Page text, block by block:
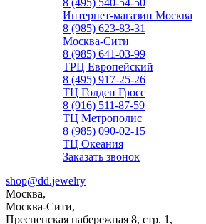
8 (495) 540-54-50
Интернет-магазин Москва
8 (985) 623-83-31
Москва-Сити
8 (985) 641-03-99
ТРЦ Европейский
8 (495) 917-25-26
ТЦ Голден Гросс
8 (916) 511-87-59
ТЦ Метрополис
8 (985) 090-02-15
ТЦ Океания
Заказать звонок
shop@dd.jewelry
Москва,
Москва-Сити,
Пресненская набережная 8, стр. 1,